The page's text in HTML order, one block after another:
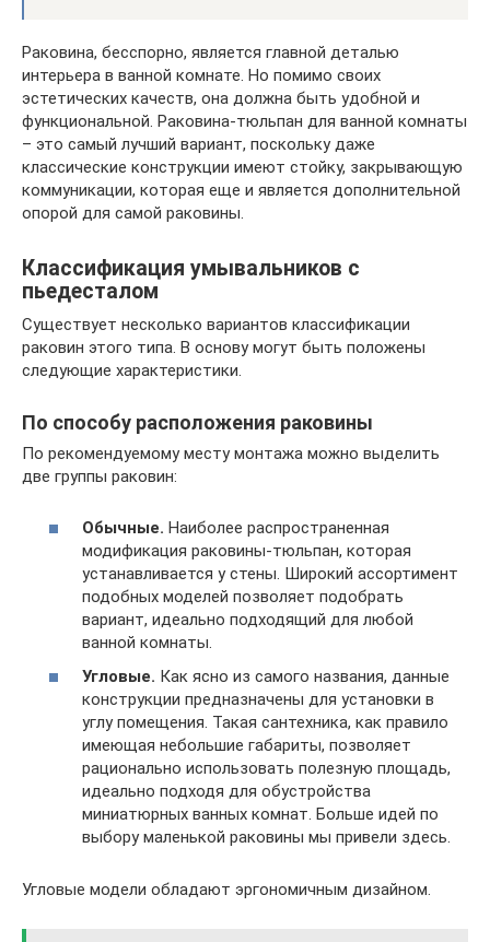
Раковина, бесспорно, является главной деталью
интерьера в ванной комнате. Но помимо своих
эстетических качеств, она должна быть удобной и
функциональной. Раковина-тюльпан для ванной комнаты
– это самый лучший вариант, поскольку даже
классические конструкции имеют стойку, закрывающую
коммуникации, которая еще и является дополнительной
опорой для самой раковины.
Классификация умывальников с
пьедесталом
Существует несколько вариантов классификации
раковин этого типа. В основу могут быть положены
следующие характеристики.
По способу расположения раковины
По рекомендуемому месту монтажа можно выделить
две группы раковин:
Обычные. Наиболее распространенная
модификация раковины-тюльпан, которая
устанавливается у стены. Широкий ассортимент
подобных моделей позволяет подобрать
вариант, идеально подходящий для любой
ванной комнаты.
Угловые. Как ясно из самого названия, данные
конструкции предназначены для установки в
углу помещения. Такая сантехника, как правило
имеющая небольшие габариты, позволяет
рационально использовать полезную площадь,
идеально подходя для обустройства
миниатюрных ванных комнат. Больше идей по
выбору маленькой раковины мы привели здесь.
Угловые модели обладают эргономичным дизайном.